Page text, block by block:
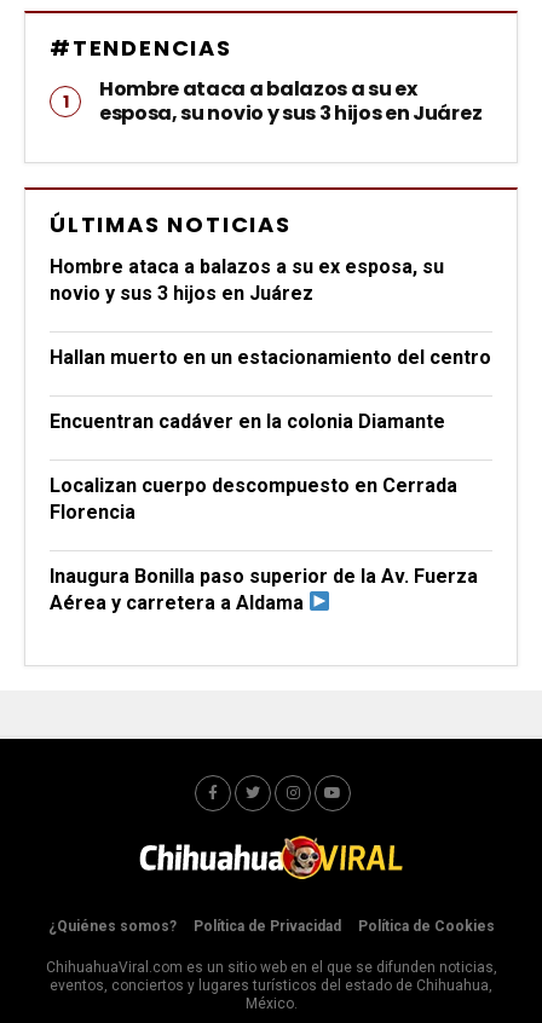
#TENDENCIAS
Hombre ataca a balazos a su ex
esposa, su novio y sus 3 hijos en Juárez
ÚLTIMAS NOTICIAS
Hombre ataca a balazos a su ex esposa, su
novio y sus 3 hijos en Juárez
Hallan muerto en un estacionamiento del centro
Encuentran cadáver en la colonia Diamante
Localizan cuerpo descompuesto en Cerrada
Florencia
Inaugura Bonilla paso superior de la Av. Fuerza
Aérea y carretera a Aldama
¿Quiénes somos? Política de Privacidad Política de Cookies
ChihuahuaViral.com es un sitio web en el que se difunden noticias,
eventos, conciertos y lugares turísticos del estado de Chihuahua,
México.